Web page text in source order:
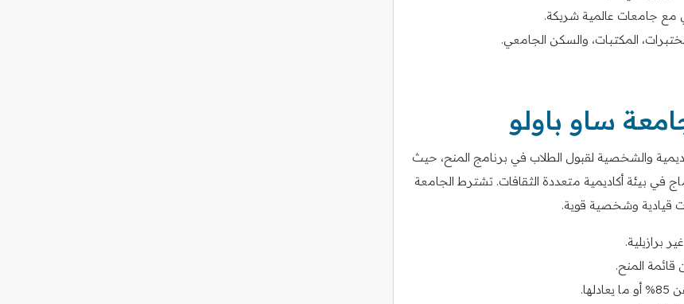
مع جامعات عالمية شريكة.
المكتبات، والسكن الجامعي.
ساو باولو
والشخصية لقبول الطلاب في برنامج المنح، حيث
في بيئة أكاديمية متعددة الثقافات. تشترط الجامعة
قيادية وشخصية قوية.
برازيلية.
قائمة المنح.